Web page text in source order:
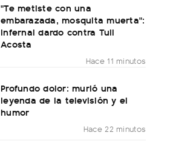
"Te metiste con una
embarazada, mosquita muerta":
infernal dardo contra Tuli
Acosta
Hace 11 minutos
Profundo dolor: murió una
leyenda de la televisión y el
humor
Hace 22 minutos